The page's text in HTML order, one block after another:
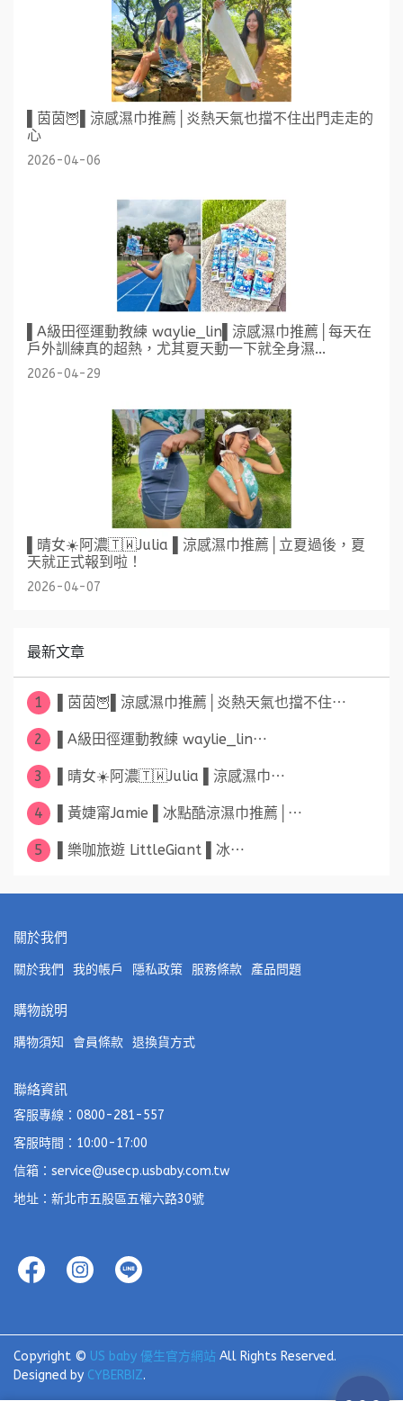
▌茵茵🦉▌涼感濕巾推薦│炎熱天氣也擋不住出門走走的
心
2026-04-06
▌A級田徑運動教練 waylie_lin▌涼感濕巾推薦│每天在
戶外訓練真的超熱，尤其夏天動一下就全身濕...
2026-04-29
▌晴女☀️阿濃🇹🇼Julia ▌涼感濕巾推薦│立夏過後，夏
天就正式報到啦！
2026-04-07
最新文章
1 ▌茵茵🦉▌涼感濕巾推薦│炎熱天氣也擋不住⋯
2 ▌A級田徑運動教練 waylie_lin⋯
3 ▌晴女☀️阿濃🇹🇼Julia ▌涼感濕巾⋯
4 ▌黃婕甯Jamie ▌冰點酷涼濕巾推薦│⋯
5 ▌樂咖旅遊 LittleGiant ▌冰⋯
關於我們
關於我們 我的帳戶 隱私政策 服務條款 產品問題
購物說明
購物須知 會員條款 退換貨方式
聯絡資訊
客服專線：0800-281-557
客服時間：10:00-17:00
信箱：service@usecp.usbaby.com.tw
地址：新北市五股區五權六路30號
Copyright © US baby 優生官方網站 All Rights Reserved.
Designed by CYBERBIZ.